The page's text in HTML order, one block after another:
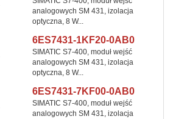
analogowych SM 431, izolacja
optyczna, 8 W...
6ES7431-1KF20-0AB0
SIMATIC S7-400, moduł wejść
analogowych SM 431, izolacja
optyczna, 8 W...
6ES7431-7KF00-0AB0
SIMATIC S7-400, moduł wejść
analogowych SM 431, izolacja